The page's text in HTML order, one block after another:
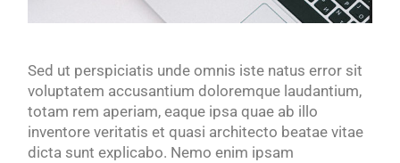
Sed ut perspiciatis unde omnis iste natus error sit
voluptatem accusantium doloremque laudantium,
totam rem aperiam, eaque ipsa quae ab illo
inventore veritatis et quasi architecto beatae vitae
dicta sunt explicabo. Nemo enim ipsam